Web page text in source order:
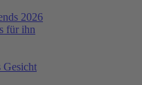
2026
für ihn
Gesicht